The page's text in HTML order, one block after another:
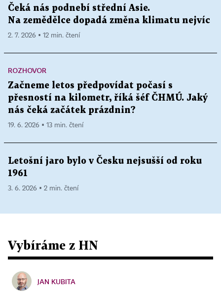
Čeká nás podnebí střední Asie.
Na zemědělce dopadá změna klimatu nejvíc
2. 7. 2026 ▪ 12 min. čtení
ROZHOVOR
Začneme letos předpovídat počasí s
přesností na kilometr, říká šéf ČHMÚ. Jaký
nás čeká začátek prázdnin?
19. 6. 2026 ▪ 13 min. čtení
Letošní jaro bylo v Česku nejsušší od roku
1961
3. 6. 2026 ▪ 2 min. čtení
Vybíráme z HN
JAN KUBITA